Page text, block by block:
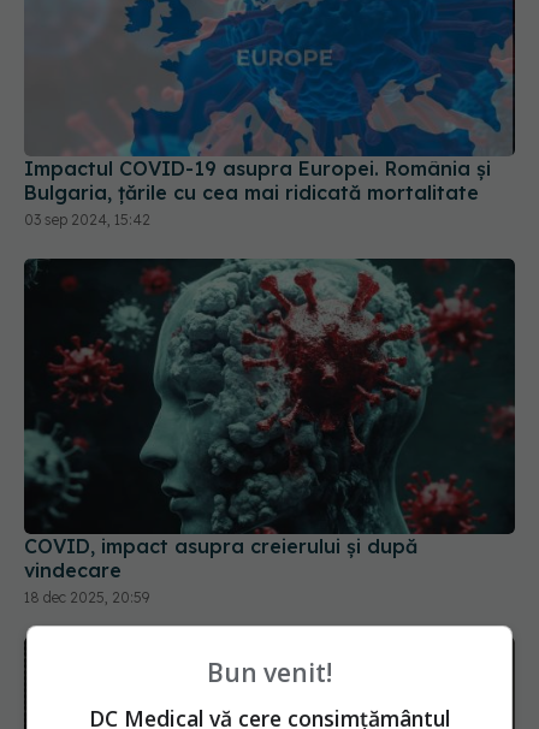
Impactul COVID-19 asupra Europei. România și
Bulgaria, țările cu cea mai ridicată mortalitate
03 sep 2024, 15:42
COVID, impact asupra creierului și după
vindecare
18 dec 2025, 20:59
Bun venit!
DC Medical vă cere consimțământul